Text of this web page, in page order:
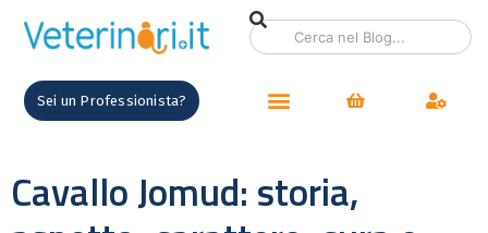
Sei un Professionista?
Cavallo Jomud: storia,